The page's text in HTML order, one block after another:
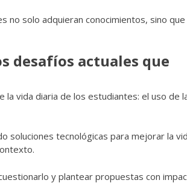
no solo adquieran conocimientos, sino que
desafíos actuales que
vida diaria de los estudiantes: el uso de
soluciones tecnológicas para mejorar la
y plantear propuestas con